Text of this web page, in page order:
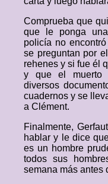
Comprueba que
que le ponga
policía no
se preguntan por
rehenes y si fue él
y que el muerto
diversos
cuadernos y se
a Clément.
Finalmente,
hablar y le dice
es un hombre
todos sus
semana más antes